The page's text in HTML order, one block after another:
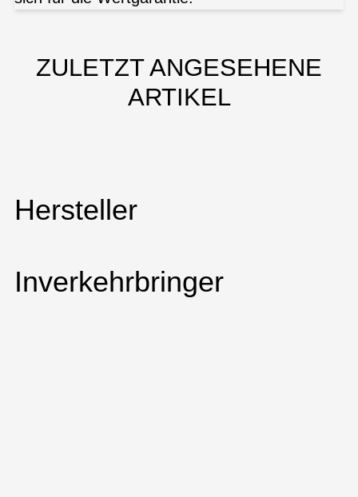
ZULETZT ANGESEHENE
ARTIKEL
Hersteller
Inverkehrbringer